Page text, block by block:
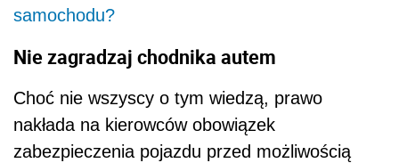
samochodu?
Nie zagradzaj chodnika autem
Choć nie wszyscy o tym wiedzą, prawo
nakłada na kierowców obowiązek
zabezpieczenia pojazdu przed możliwością